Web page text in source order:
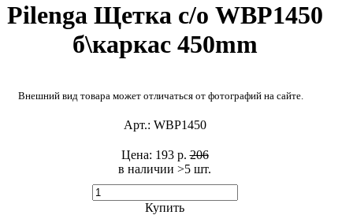
Pilenga Щетка с/о WBP1450
б\каркас 450mm
Внешний вид товара может отличаться от фотографий на сайте.
Арт.: WBP1450
в наличии >5 шт. ​
Цена: 193 р.206
Купить